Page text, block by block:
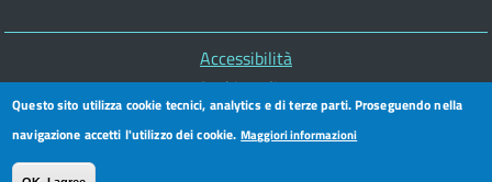
Piè
di
pagina
Accessibilità
Cookie policy
Privacy
Segnalazioni illeciti - Whistleblowing
Questo sito utilizza cookie tecnici, analytics e di terze parti. Proseguendo nella
navigazione accetti l'utilizzo dei cookie. Maggiori informazioni